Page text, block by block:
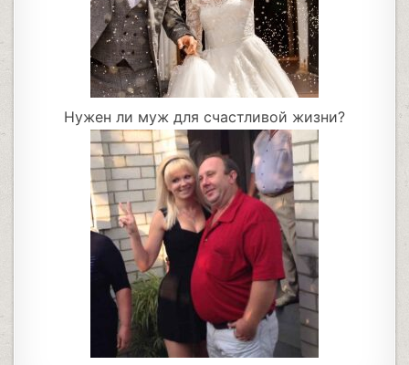
Нужен ли муж для счастливой жизни?